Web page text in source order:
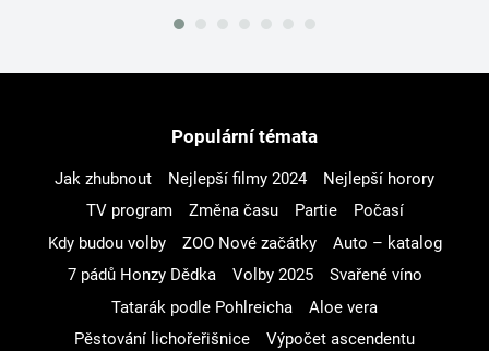
Populární témata
Jak zhubnout Nejlepší filmy 2024
Nejlepší horory
TV program
Změna času Partie
Počasí
Kdy budou volby
ZOO Nové začátky
Auto – katalog
7 pádů Honzy Dědka
Volby 2025
Svařené víno
Tatarák podle Pohlreicha
Aloe vera
Pěstování lichořeřišnice
Výpočet ascendentu